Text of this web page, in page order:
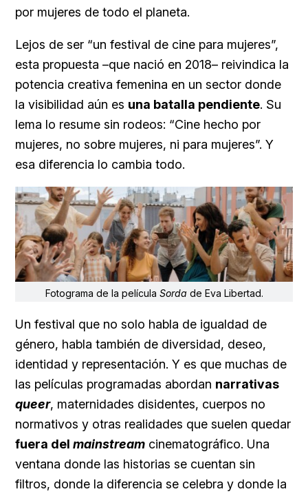
por mujeres de todo el planeta.
Lejos de ser “un festival de cine para mujeres”,
esta propuesta –que nació en 2018– reivindica la
potencia creativa femenina en un sector donde
la visibilidad aún es una batalla pendiente. Su
lema lo resume sin rodeos: “Cine hecho por
mujeres, no sobre mujeres, ni para mujeres”. Y
esa diferencia lo cambia todo.
Fotograma de la película Sorda de Eva Libertad.
Un festival que no solo habla de igualdad de
género, habla también de diversidad, deseo,
identidad y representación. Y es que muchas de
las películas programadas abordan narrativas
queer, maternidades disidentes, cuerpos no
normativos y otras realidades que suelen quedar
fuera del mainstream cinematográfico. Una
ventana donde las historias se cuentan sin
filtros, donde la diferencia se celebra y donde la